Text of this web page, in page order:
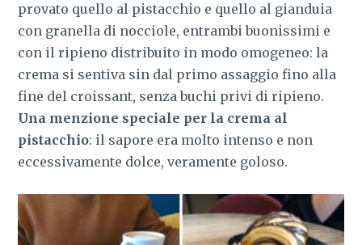
provato quello al pistacchio e quello al gianduia
con granella di nocciole, entrambi buonissimi e
con il ripieno distribuito in modo omogeneo: la
crema si sentiva sin dal primo assaggio fino alla
fine del croissant, senza buchi privi di ripieno.
Una menzione speciale per la crema al
pistacchio: il sapore era molto intenso e non
eccessivamente dolce, veramente goloso.